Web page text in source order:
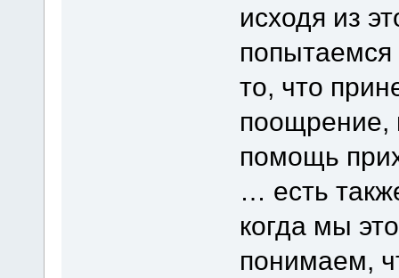
исходя из
то, что
поощрение,
помощь
… есть
когда мы
понимаем,